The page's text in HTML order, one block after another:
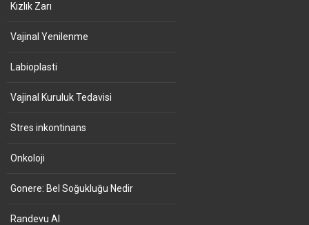
Kızlık Zarı
Vajinal Yenilenme
Labioplasti
Vajinal Kuruluk Tedavisi
Stres inkontinans
Onkoloji
Gonere: Bel Soğukluğu Nedir
Randevu Al